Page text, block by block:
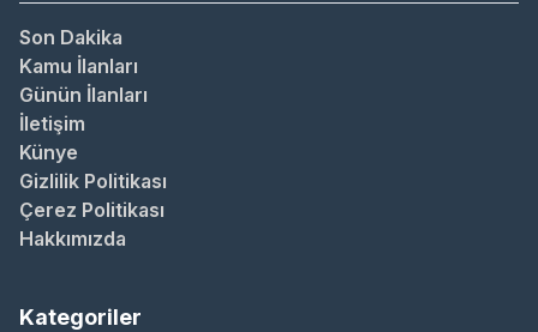
Son Dakika
Kamu İlanları
Günün İlanları
İletişim
Künye
Gizlilik Politikası
Çerez Politikası
Hakkımızda
Kategoriler